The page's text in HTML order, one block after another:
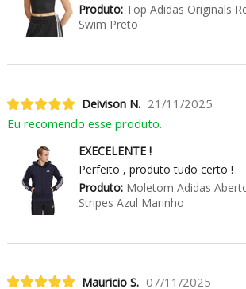
Produto:Top Adidas Originals
Swim Preto
Deivison N. 21/11/2025
Eu recomendo esse produto.
EXECELENTE !
Perfeito , produto tudo certo !
Produto:Moletom Adidas
Stripes Azul Marinho
Mauricio S. 07/11/2025